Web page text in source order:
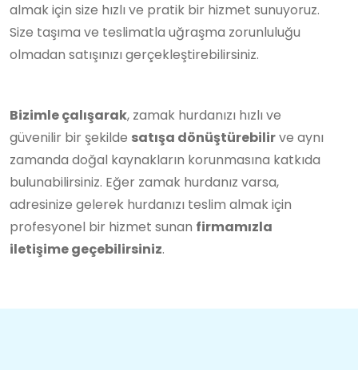
almak için size hızlı ve pratik bir hizmet sunuyoruz.
Size taşıma ve teslimatla uğraşma zorunluluğu
olmadan satışınızı gerçekleştirebilirsiniz.
Bizimle çalışarak, zamak hurdanızı hızlı ve
güvenilir bir şekilde satışa dönüştürebilirve aynı
zamanda doğal kaynakların korunmasına katkıda
bulunabilirsiniz. Eğer zamak hurdanız varsa,
adresinize gelerek hurdanızı teslim almak için
profesyonel bir hizmet sunan firmamızla
iletişime geçebilirsiniz.